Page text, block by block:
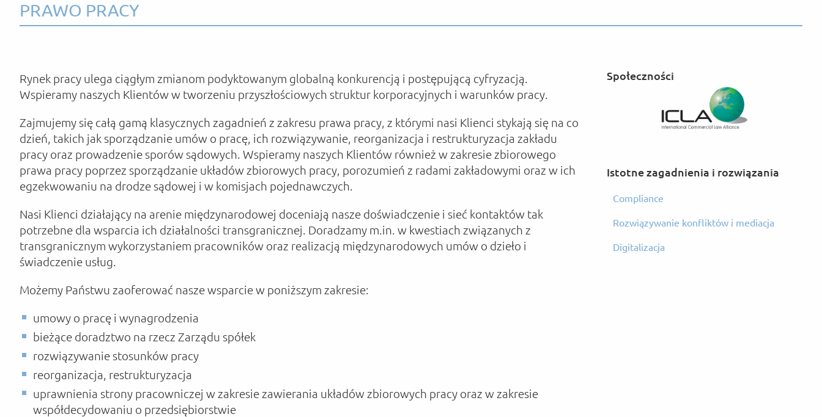
PRAWO PRACY
Rynek pracy ulega ciągłym zmianom podyktowanym globalną konkurencją i postępującą cyfryzacją.
Wspieramy naszych Klientów w tworzeniu przyszłościowych struktur korporacyjnych i warunków pracy.
Zajmujemy się całą gamą klasycznych zagadnień z zakresu prawa pracy, z którymi nasi Klienci stykają się na co
dzień, takich jak sporządzanie umów o pracę, ich rozwiązywanie, reorganizacja i restrukturyzacja zakładu
pracy oraz prowadzenie sporów sądowych. Wspieramy naszych Klientów również w zakresie zbiorowego
prawa pracy poprzez sporządzanie układów zbiorowych pracy, porozumień z radami zakładowymi oraz w ich
egzekwowaniu na drodze sądowej i w komisjach pojednawczych.
Nasi Klienci działający na arenie międzynarodowej doceniają nasze doświadczenie i sieć kontaktów tak
potrzebne dla wsparcia ich działalności transgranicznej. Doradzamy m.in. w kwestiach związanych z
transgranicznym wykorzystaniem pracowników oraz realizacją międzynarodowych umów o dzieło i
świadczenie usług.
Możemy Państwu zaoferować nasze wsparcie w poniższym zakresie:
umowy o pracę i wynagrodzenia
bieżące doradztwo na rzecz Zarządu spółek
rozwiązywanie stosunków pracy
reorganizacja, restrukturyzacja
uprawnienia strony pracowniczej w zakresie zawierania układów zbiorowych pracy oraz w zakresie
współdecydowaniu o przedsiębiorstwie
Społeczności
Istotne zagadnienia i rozwiązania
Compliance
Rozwiązywanie konfliktów i mediacja
Digitalizacja